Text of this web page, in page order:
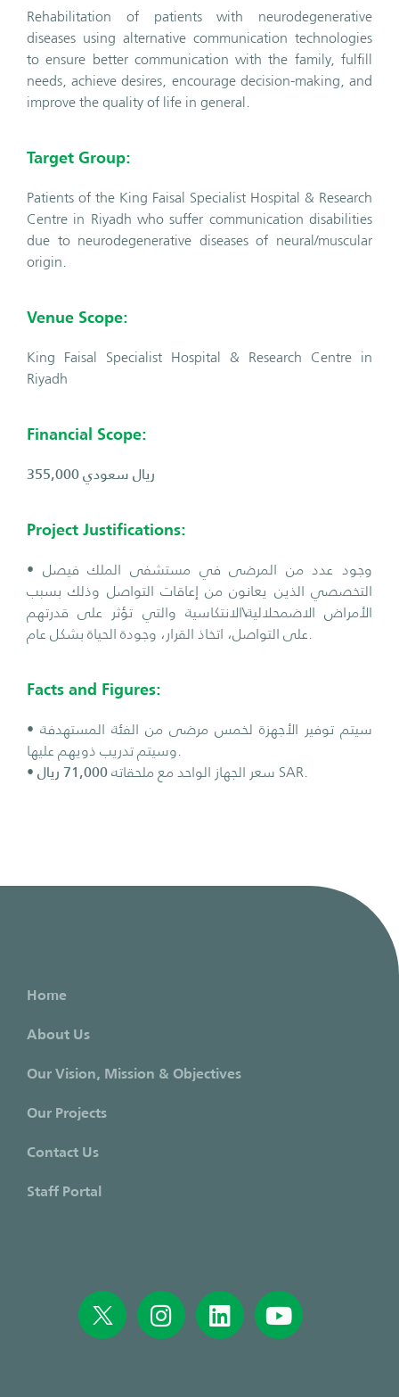
Rehabilitation of patients with neurodegenerative
diseases using alternative communication technologies
to ensure better communication with the family, fulfill
needs, achieve desires, encourage decision-making, and
improve the quality of life in general.
Target Group:
Patients of the King Faisal Specialist Hospital & Research
Centre in Riyadh who suffer communication disabilities
due to neurodegenerative diseases of neural/muscular
origin.
Venue Scope:
King Faisal Specialist Hospital & Research Centre in
Riyadh
Financial Scope:
355,000 ريال سعودي
Project Justifications:
• وجود عدد من المرضى في مستشفى الملك فيصل
التخصصي الذين يعانون من إعاقات التواصل وذلك بسبب
الأمراض الاضمحلالية\الانتكاسية والتي تؤثر على قدرتهم
على التواصل، اتخاذ القرار، وجودة الحياة بشكل عام.
Facts and Figures:
• سيتم توفير الأجهزة لخمس مرضى من الفئة المستهدفة
وسيتم تدريب ذويهم عليها.
• سعر الجهاز الواحد مع ملحقاته71,000 ريال SAR.
Home
About Us
Our Vision, Mission & Objectives
Our Projects
Contact Us
Staff Portal